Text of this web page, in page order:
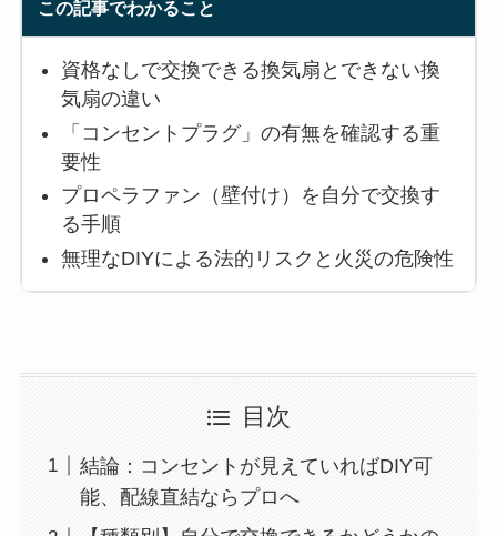
この記事でわかること
資格なしで交換できる換気扇とできない換
気扇の違い
「コンセントプラグ」の有無を確認する重
要性
プロペラファン（壁付け）を自分で交換す
る手順
無理なDIYによる法的リスクと火災の危険性
目次
結論：コンセントが見えていればDIY可
能、配線直結ならプロへ